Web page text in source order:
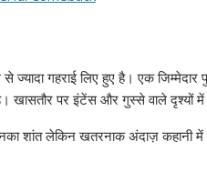
से ज्यादा गहराई लिए हुए है। एक
खासतौर पर इंटेंस और गुस्से वाले दृश्यों में
शांत लेकिन खतरनाक अंदाज़ कहानी में